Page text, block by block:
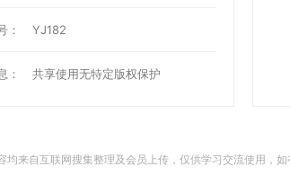
： YJ182
： 共享使用无特定版权保护
均来自互联网搜集整理及会员上传，仅供学习交流使用，